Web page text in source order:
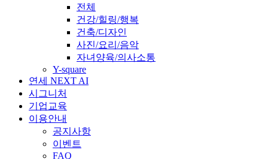
전체
건강/힐링/행복
건축/디자인
사진/요리/음악
자녀양육/의사소통
Y-square
연세 NEXT AI
시그니처
기업교육
이용안내
공지사항
이벤트
FAQ